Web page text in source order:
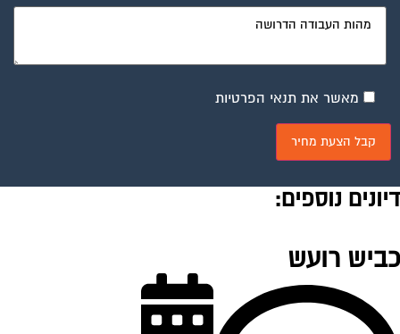
מאשר את תנאי הפרטיות
נוספים:
רועש